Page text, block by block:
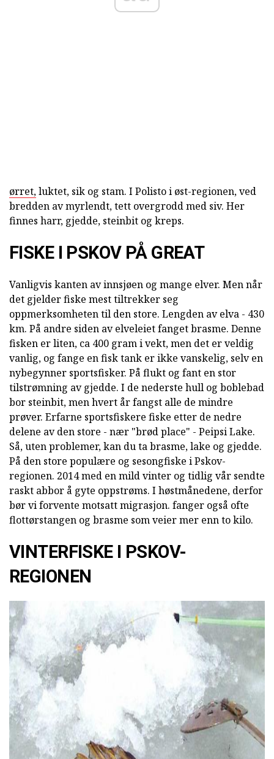
ørret,luktet, sik og stam. I Polisto i øst-regionen, ved
bredden av myrlendt, tett overgrodd med siv. Her
finnes harr, gjedde, steinbit og kreps.
FISKE I PSKOV PÅ GREAT
Vanligvis kanten av innsjøen og mange elver. Men når
det gjelder fiske mest tiltrekker seg
oppmerksomheten til den store. Lengden av elva - 430
km. På andre siden av elveleiet fanget brasme. Denne
fisken er liten, ca 400 gram i vekt, men det er veldig
vanlig, og fange en fisk tank er ikke vanskelig, selv en
nybegynner sportsfisker. På flukt og fant en stor
tilstrømning av gjedde. I de nederste hull og boblebad
bor steinbit, men hvert år fangst alle de mindre
prøver. Erfarne sportsfiskere fiske etter de nedre
delene av den store - nær "brød place" - Peipsi Lake.
Så, uten problemer, kan du ta brasme, lake og gjedde.
På den store populære og sesongfiske i Pskov-
regionen. 2014 med en mild vinter og tidlig vår sendte
raskt abbor å gyte oppstrøms. I høstmånedene, derfor
bør vi forvente motsatt migrasjon. fanger også ofte
flottørstangen og brasme som veier mer enn to kilo.
VINTERFISKE I PSKOV-
REGIONEN